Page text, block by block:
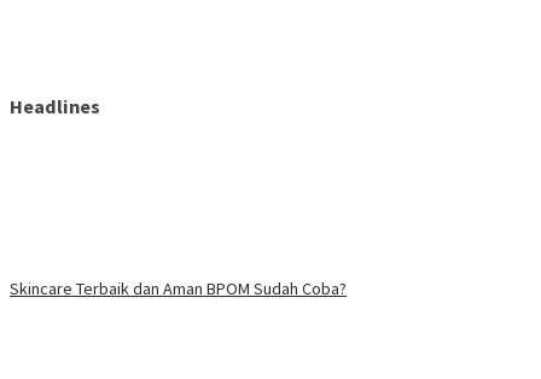
Headlines
Skincare Terbaik dan Aman BPOM Sudah Coba?